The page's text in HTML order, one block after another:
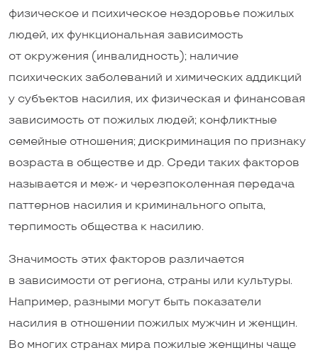
физическое и психическое нездоровье пожилых
людей, их функциональная зависимость
от окружения (инвалидность); наличие
психических заболеваний и химических аддикций
у субъектов насилия, их физическая и финансовая
зависимость от пожилых людей; конфликтные
семейные отношения; дискриминация по признаку
возраста в обществе и др. Среди таких факторов
называется и меж- и черезпоколенная передача
паттернов насилия и криминального опыта,
терпимость общества к насилию.
Значимость этих факторов различается
в зависимости от региона, страны или культуры.
Например, разными могут быть показатели
насилия в отношении пожилых мужчин и женщин.
Во многих странах мира пожилые женщины чаще